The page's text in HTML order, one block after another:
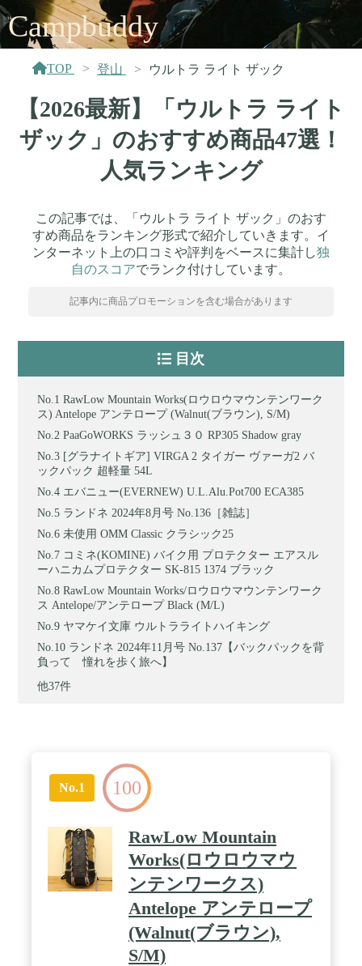
Campbuddy
TOP 登山 ウルトラ ライト ザック
【2026最新】「ウルトラ ライト
ザック」のおすすめ商品47選！
人気ランキング
この記事では、「ウルトラ ライト ザック」のおす
すめ商品をランキング形式で紹介していきます。イ
ンターネット上の口コミや評判をベースに集計し独
自のスコアでランク付けしています。
記事内に商品プロモーションを含む場合があります
目次
RawLow Mountain Works(ロウロウマウンテンワーク
ス) Antelope アンテロープ (Walnut(ブラウン), S/M)
PaaGoWORKS ラッシュ３０ RP305 Shadow gray
[グラナイトギア] VIRGA 2 タイガー ヴァーガ2 バ
ックパック 超軽量 54L
エバニュー(EVERNEW) U.L.Alu.Pot700 ECA385
ランドネ 2024年8月号 No.136［雑誌］
未使用 OMM Classic クラシック25
コミネ(KOMINE) バイク用 プロテクター エアスル
ーハニカムプロテクター SK-815 1374 ブラック
RawLow Mountain Works/ロウロウマウンテンワーク
ス Antelope/アンテロープ Black (M/L)
ヤマケイ文庫 ウルトラライトハイキング
ランドネ 2024年11月号 No.137【バックパックを背
負って 憧れを歩く旅へ】
他37件
No.1 100
RawLow Mountain
Works(ロウロウマウ
ンテンワークス)
Antelope アンテロープ
(Walnut(ブラウン),
S/M)